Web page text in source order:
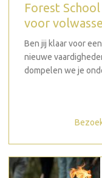
Forest
voor
Ben jij klaar voor
nieuwe
dompelen we je